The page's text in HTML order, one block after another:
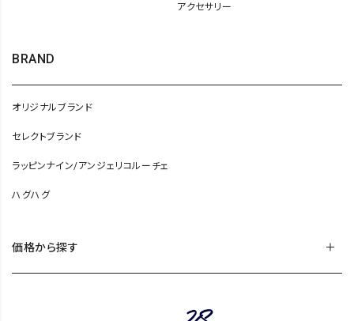
アクセサリー
BRAND
オリジナルブランド
セレクトブランド
ラッピンナイン/アンジェリコルーチェ
ハグハグ
価格から探す